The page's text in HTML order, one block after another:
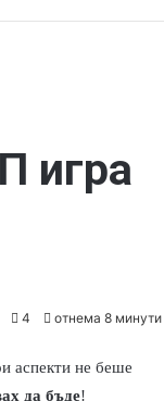
игра
4 отнема 8 минути
аспекти не беше
да бъде!